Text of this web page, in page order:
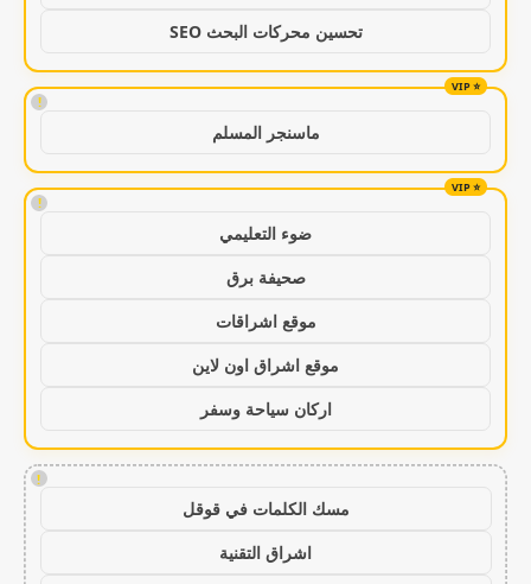
تحسين محركات البحث SEO
!
ماسنجر المسلم
!
ضوء التعليمي
صحيفة برق
موقع اشراقات
موقع اشراق اون لاين
اركان سياحة وسفر
!
مسك الكلمات في قوقل
اشراق التقنية